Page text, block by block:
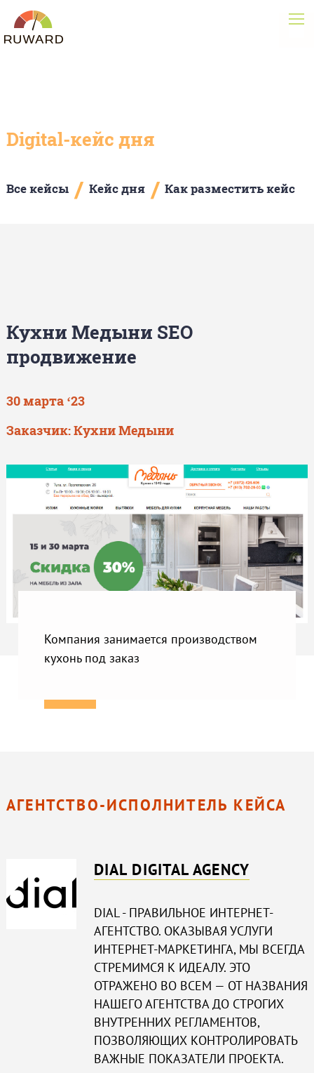
Digital-кейс дня
Все кейсы / Кейс дня / Как разместить кейс
Кухни Медыни SEO
продвижение
30 марта ‘23
Заказчик: Кухни Медыни
Компания занимается производством
кухонь под заказ
АГЕНТСТВО-ИСПОЛНИТЕЛЬ КЕЙСА
DIAL DIGITAL AGENCY
DIAL - ПРАВИЛЬНОЕ ИНТЕРНЕТ-
АГЕНТСТВО. ОКАЗЫВАЯ УСЛУГИ
ИНТЕРНЕТ-МАРКЕТИНГА, МЫ ВСЕГДА
СТРЕМИМСЯ К ИДЕАЛУ. ЭТО
ОТРАЖЕНО ВО ВСЕМ — ОТ НАЗВАНИЯ
НАШЕГО АГЕНТСТВА ДО СТРОГИХ
ВНУТРЕННИХ РЕГЛАМЕНТОВ,
ПОЗВОЛЯЮЩИХ КОНТРОЛИРОВАТЬ
ВАЖНЫЕ ПОКАЗАТЕЛИ ПРОЕКТА.